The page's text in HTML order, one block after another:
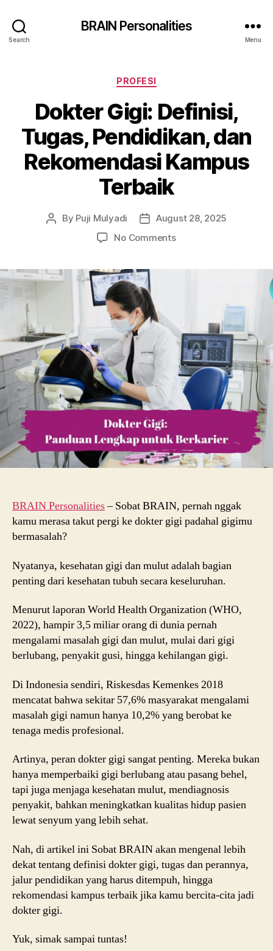
Search
BRAIN Personalities
Menu
Categories
PROFESI
Dokter Gigi: Definisi,
Tugas, Pendidikan, dan
Rekomendasi Kampus
Terbaik
Post
By Puji Mulyadi
PostAugust 28, 2025
No Commentson
Rekomendasi
Kampus
Terbaik
BRAIN Personalities– Sobat BRAIN, pernah nggak
kamu merasa takut pergi ke dokter gigi padahal gigimu
bermasalah?
Nyatanya, kesehatan gigi dan mulut adalah bagian
penting dari kesehatan tubuh secara keseluruhan.
Menurut laporan World Health Organization (WHO,
2022), hampir 3,5 miliar orang di dunia pernah
mengalami masalah gigi dan mulut, mulai dari gigi
berlubang, penyakit gusi, hingga kehilangan gigi.
Di Indonesia sendiri, Riskesdas Kemenkes 2018
mencatat bahwa sekitar 57,6% masyarakat mengalami
masalah gigi namun hanya 10,2% yang berobat ke
tenaga medis profesional.
Artinya, peran dokter gigi sangat penting. Mereka bukan
hanya memperbaiki gigi berlubang atau pasang behel,
tapi juga menjaga kesehatan mulut, mendiagnosis
penyakit, bahkan meningkatkan kualitas hidup pasien
lewat senyum yang lebih sehat.
Nah, di artikel ini Sobat BRAIN akan mengenal lebih
dekat tentang definisi dokter gigi, tugas dan perannya,
jalur pendidikan yang harus ditempuh, hingga
rekomendasi kampus terbaik jika kamu bercita-cita jadi
dokter gigi.
Yuk, simak sampai tuntas!